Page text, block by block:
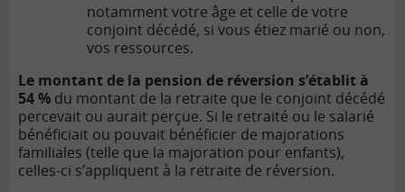
notamment votre âge et celle de votre
conjoint décédé, si vous étiez marié ou non,
vos ressources.
Le montant de la pension de réversion s’établit à
54 % du montant de la retraite que le conjoint décédé
percevait ou aurait perçue. Si le retraité ou le salarié
bénéficiait ou pouvait bénéficier de majorations
familiales (telle que la majoration pour enfants),
celles-ci s’appliquent à la retraite de réversion.